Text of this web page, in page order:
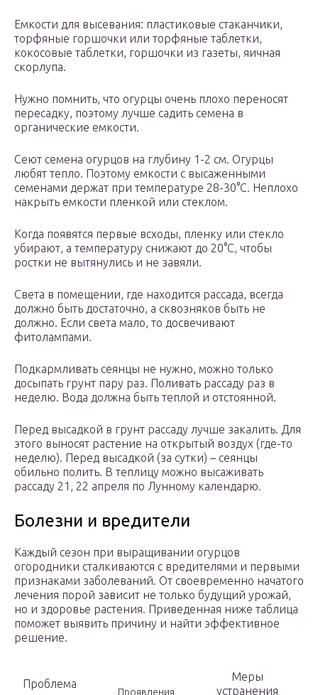
Емкости для высевания: пластиковые стаканчики,
торфяные горшочки или торфяные таблетки,
кокосовые таблетки, горшочки из газеты, яичная
скорлупа.
Нужно помнить, что огурцы очень плохо переносят
пересадку, поэтому лучше садить семена в
органические емкости.
Сеют семена огурцов на глубину 1-2 см. Огурцы
любят тепло. Поэтому емкости с высаженными
семенами держат при температуре 28-30°С. Неплохо
накрыть емкости пленкой или стеклом.
Когда появятся первые всходы, пленку или стекло
убирают, а температуру снижают до 20°С, чтобы
ростки не вытянулись и не завяли.
Света в помещении, где находится рассада, всегда
должно быть достаточно, а сквозняков быть не
должно. Если света мало, то досвечивают
фитолампами.
Подкармливать сеянцы не нужно, можно только
досыпать грунт пару раз. Поливать рассаду раз в
неделю. Вода должна быть теплой и отстоянной.
Перед высадкой в грунт рассаду лучше закалить. Для
этого выносят растение на открытый воздух (где-то
неделю). Перед высадкой (за сутки) – сеянцы
обильно полить. В теплицу можно высаживать
рассаду 21, 22 апреля по Лунному календарю.
Болезни и вредители
Каждый сезон при выращивании огурцов
огородники сталкиваются с вредителями и первыми
признаками заболеваний. От своевременно начатого
лечения порой зависит не только будущий урожай,
но и здоровье растения. Приведенная ниже таблица
поможет выявить причину и найти эффективное
решение.
Проблема
Проявления
Меры
устранения